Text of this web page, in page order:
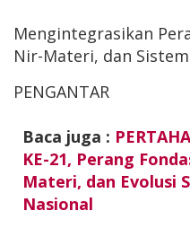
Mengintegrasikan
Nir-Materi, dan
PENGANTAR
Baca juga :
KE-21, Perang
Materi, dan Evolusi
Nasional